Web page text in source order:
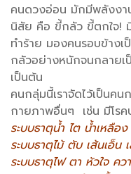
คนดวงอ่อน มักมีพลังง
นิสัย คือ ขี้กลัว ขี้ตกใจ!
ทำร้าย มองคนรอบข้างเ
กลัวอย่างหนักจนกลาย
เป็นต้น
คนกลุ่มนี้เราจัดไว้เป็น
กายภาพอื่นๆ เช่น มีโรค
ระบบธาตุน้ำ ไต น้ำเหลื
ระบบธาตุไม้ ตับ เส้นเอ็น
ระบบธาตุไฟ ตา หัวใจ ค